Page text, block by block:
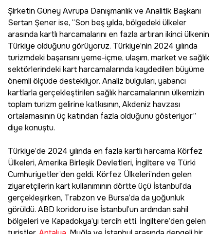
Şirketin Güney Avrupa Danışmanlık ve Analitik Başkanı
Sertan Şener ise, “Son beş yılda, bölgedeki ülkeler
arasında kartlı harcamalarını en fazla artıran ikinci ülkenin
Türkiye olduğunu görüyoruz. Türkiye’nin 2024 yılında
turizmdeki başarısını yeme-içme, ulaşım, market ve sağlık
sektörlerindeki kart harcamalarında kaydedilen büyüme
önemli ölçüde destekliyor. Analiz bulguları, yabancı
kartlarla gerçekleştirilen sağlık harcamalarının ülkemizin
toplam turizm gelirine katkısının, Akdeniz havzası
ortalamasının üç katından fazla olduğunu gösteriyor”
diye konuştu.
Türkiye’de 2024 yılında en fazla kartlı harcama Körfez
Ülkeleri, Amerika Birleşik Devletleri, İngiltere ve Türki
Cumhuriyetler’den geldi. Körfez Ülkeleri’nden gelen
ziyaretçilerin kart kullanımının dörtte üçü İstanbul’da
gerçekleşirken, Trabzon ve Bursa’da da yoğunluk
görüldü. ABD koridoru ise İstanbul’un ardından sahil
bölgeleri ve Kapadokya’yı tercih etti. İngiltere’den gelen